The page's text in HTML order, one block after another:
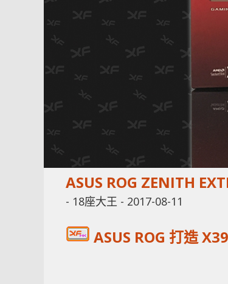
ASUS ROG ZENITH
- 18座大王 - 2017-08-11
ASUS ROG 打造